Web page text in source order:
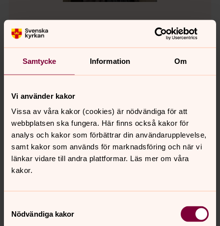
Samtycke Information Om
Vi använder kakor
Vissa av våra kakor (cookies) är nödvändiga för att
webbplatsen ska fungera. Här finns också kakor för
analys och kakor som förbättrar din användarupplevelse,
samt kakor som används för marknadsföring och när vi
länkar vidare till andra plattformar. Läs mer om våra
kakor.
Nödvändiga kakor
Jan Bondesson
Kantor, Bokenäsets församling
Direkt:0522-506458SMS:0701-936458
E-post:jan.bondesson@svenskakyrkan.se
Senast ändrad 8 januari 2026
Synpunkter eller frågor på sidans
innehåll?